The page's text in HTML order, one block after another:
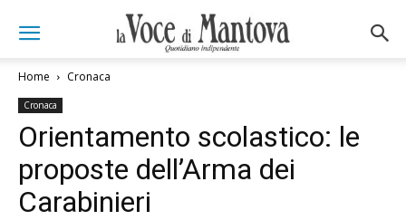
Home Cronaca
Cronaca
Orientamento scolastico: le
proposte dell’Arma dei
Carabinieri